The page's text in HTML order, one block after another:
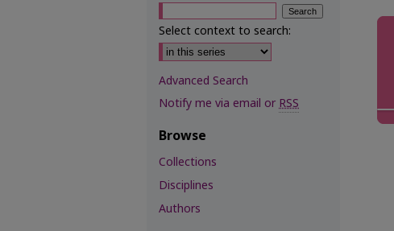
Select context to search:
Advanced Search
Notify me via email orRSS
Browse
Collections
Disciplines
Authors